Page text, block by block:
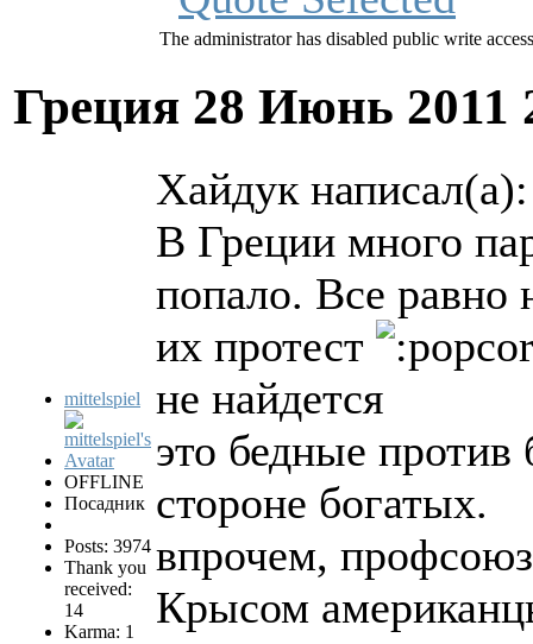
The administrator has disabled public write
Греция 28 Июнь 2011
mittelspiel
OFFLINE
Посадник
Posts: 3974
Thank you
received:
14
Karma: 1
Хайдук написал(а):
В Греции много
попало. Все равно
их протест
не найдется
это бедные против
стороне богатых.
впрочем,
Крысом